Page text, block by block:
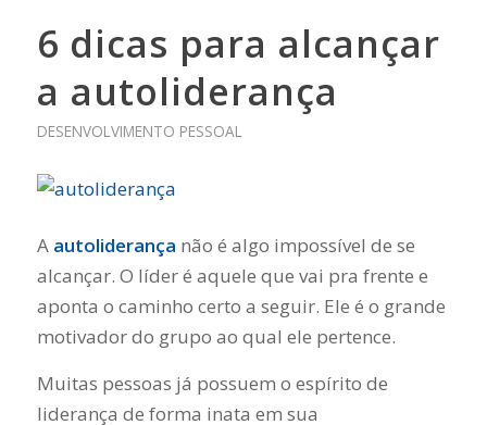
6 dicas para alcançar
a autoliderança
DESENVOLVIMENTO PESSOAL
A autoliderança não é algo impossível de se
alcançar. O líder é aquele que vai pra frente e
aponta o caminho certo a seguir. Ele é o grande
motivador do grupo ao qual ele pertence.
Muitas pessoas já possuem o espírito de
liderança de forma inata em sua